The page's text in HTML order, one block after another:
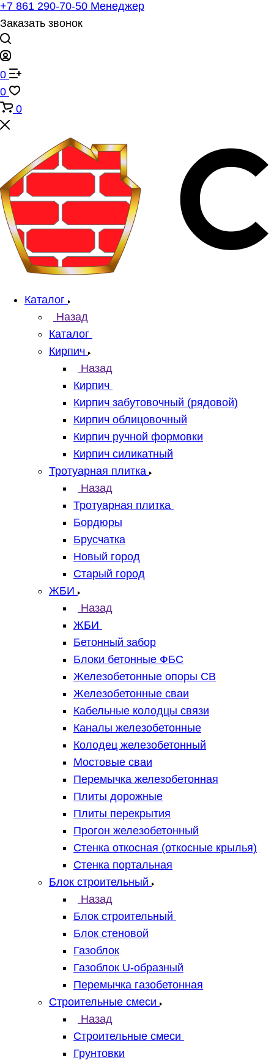
+7 861 290-70-50 Менеджер
Заказать звонок
0
0
0
Каталог
Назад
Каталог
Кирпич
Назад
Кирпич
Кирпич забутовочный (рядовой)
Кирпич облицовочный
Кирпич ручной формовки
Кирпич силикатный
Тротуарная плитка
Назад
Тротуарная плитка
Бордюры
Брусчатка
Новый город
Старый город
ЖБИ
Назад
ЖБИ
Бетонный забор
Блоки бетонные ФБС
Железобетонные опоры СВ
Железобетонные сваи
Кабельные колодцы связи
Каналы железобетонные
Колодец железобетонный
Мостовые сваи
Перемычка железобетонная
Плиты дорожные
Плиты перекрытия
Прогон железобетонный
Стенка откосная (откосные крылья)
Стенка портальная
Блок строительный
Назад
Блок строительный
Блок стеновой
Газоблок
Газоблок U-образный
Перемычка газобетонная
Строительные смеси
Назад
Строительные смеси
Грунтовки